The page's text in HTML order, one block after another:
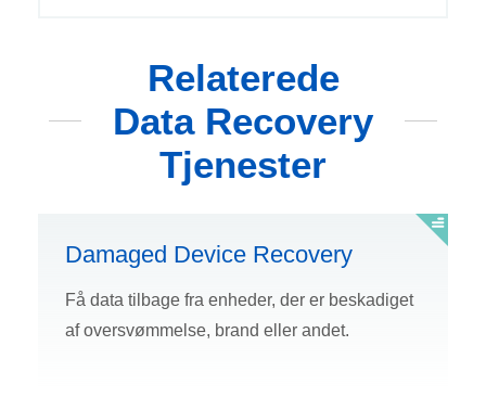
Relaterede
Data Recovery
Tjenester
Damaged Device Recovery
Få data tilbage fra enheder, der er beskadiget
af oversvømmelse, brand eller andet.